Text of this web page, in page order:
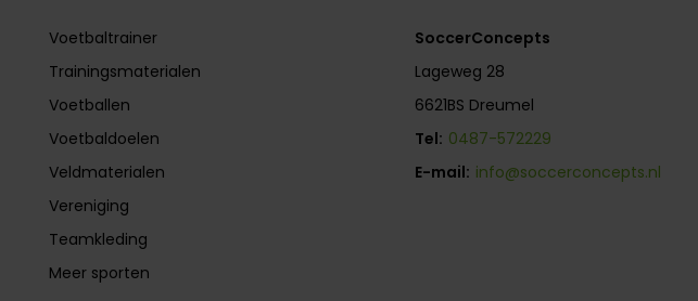
Voetbaltrainer
Trainingsmaterialen
Voetballen
Voetbaldoelen
Veldmaterialen
Vereniging
Teamkleding
Meer sporten
SoccerConcepts
Lageweg 28
6621BS Dreumel
Tel: 0487-572229
E-mail: info@soccerconcepts.nl